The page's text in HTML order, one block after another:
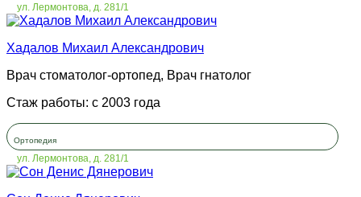
ул. Лермонтова, д. 281/1
Хадалов Михаил Александрович
Врач стоматолог-ортопед, Врач гнатолог
Стаж работы: с 2003 года
Ортопедия
ул. Лермонтова, д. 281/1